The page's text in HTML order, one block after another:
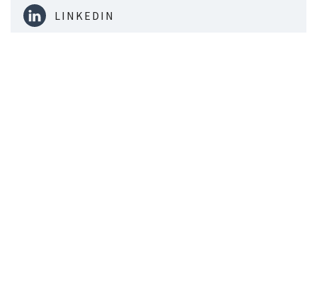
LINKEDIN